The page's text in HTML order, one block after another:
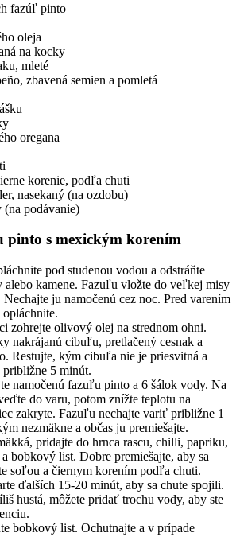
fazúľ pinto
oleja
na kocky
mleté
zbavená semien a pomletá
oregana
korenie, podľa chuti
nasekaný (na ozdobu)
podávanie)
pinto s mexickým korením
pod studenou vodou a odstráňte
alebo kamene. Fazuľu vložte do veľkej misy
ju namočenú cez noc. Pred varením
zohrejte olivový olej na strednom ohni.
nakrájanú cibuľu, pretlačený cesnak a
Restujte, kým cibuľa nie je priesvitná a
približne 5 minút.
namočenú fazuľu pinto a 6 šálok vody. Na
do varu, potom znížte teplotu na
zakryte. Fazuľu nechajte variť približne 1
nezmäkne a občas ju premiešajte.
pridajte do hrnca rascu, chilli, papriku,
a bobkový list. Dobre premiešajte, aby sa
soľou a čiernym korením podľa chuti.
ďalších 15-20 minút, aby sa chute spojili.
hustá, môžete pridať trochu vody, aby ste
bobkový list. Ochutnajte a v prípade